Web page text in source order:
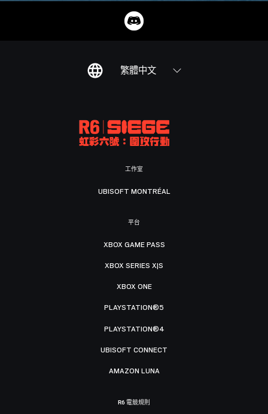
繁體中文
工作室
UBISOFT MONTRÉAL
平台
XBOX GAME PASS
XBOX SERIES X|S
XBOX ONE
PLAYSTATION®5
PLAYSTATION®4
UBISOFT CONNECT
AMAZON LUNA
R6 電競規則